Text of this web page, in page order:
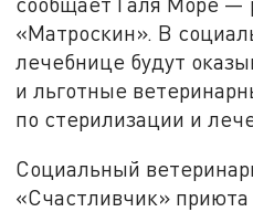
«Матроскин». В
лечебнице будут
и льготные
по стерилизации и
Социальный
«Счастливчик»